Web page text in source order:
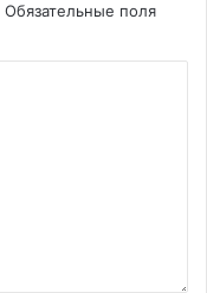
Обязательные поля